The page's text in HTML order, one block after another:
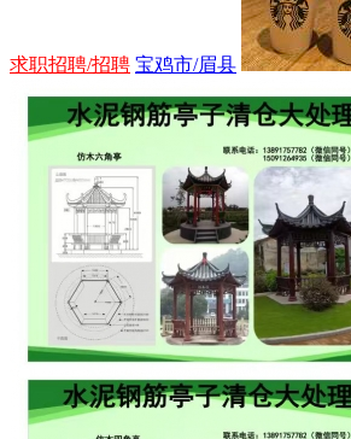
求职招聘/招聘 宝鸡市/眉县